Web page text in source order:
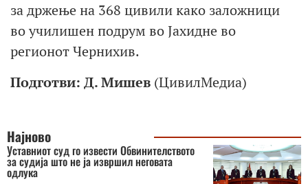
за држење на 368 цивили како заложници
во училишен подрум во Јахидне во
регионот Чернихив.
Подготви: Д. Мишев (ЦивилМедиа)
Најново
Уставниот суд го извести Обвинителството
за судија што не ја извршил неговата
одлука